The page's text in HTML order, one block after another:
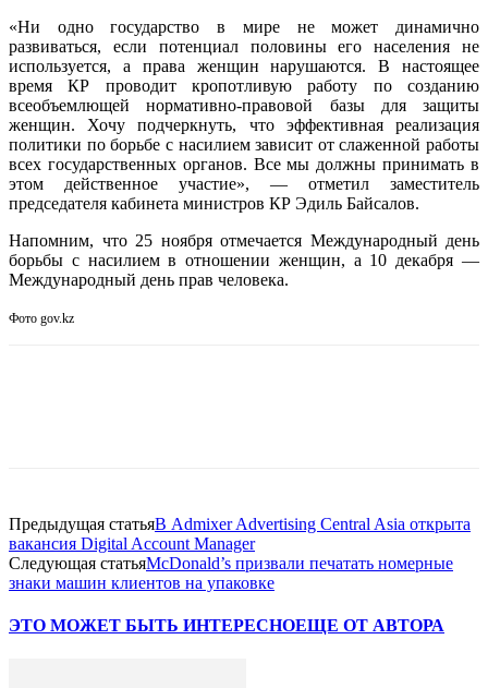
«Ни одно государство в мире не может динамично
развиваться, если потенциал половины его населения не
используется, а права женщин нарушаются. В настоящее
время КР проводит кропотливую работу по созданию
всеобъемлющей нормативно-правовой базы для защиты
женщин. Хочу подчеркнуть, что эффективная реализация
политики по борьбе с насилием зависит от слаженной работы
всех государственных органов. Все мы должны принимать в
этом действенное участие», — отметил заместитель
председателя кабинета министров КР Эдиль Байсалов.
Напомним, что 25 ноября отмечается Международный день
борьбы с насилием в отношении женщин, а 10 декабря —
Международный день прав человека.
Фото gov.kz
Предыдущая статьяВ Admixer Advertising Central Asia открыта
вакансия Digital Account Manager
Следующая статьяMcDonald’s призвали печатать номерные
знаки машин клиентов на упаковке
ЭТО МОЖЕТ БЫТЬ ИНТЕРЕСНОЕЩЕ ОТ АВТОРА